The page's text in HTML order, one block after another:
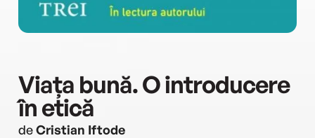
Viața bună. O introducere
în etică
deCristian Iftode